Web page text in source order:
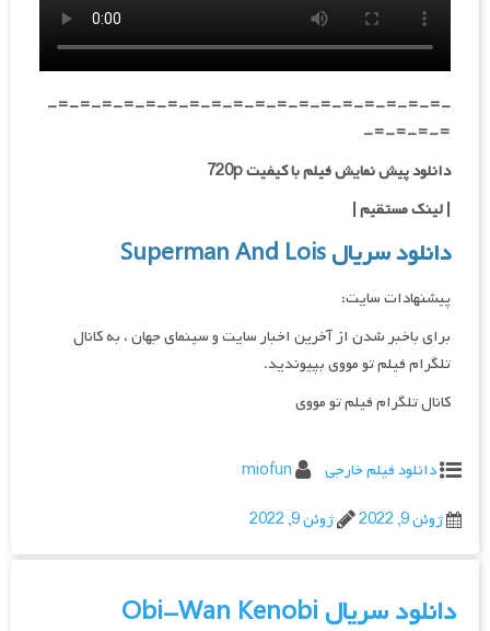
-=-=-=-=-=-=-=-=-=-=-=-=-=-=-=-=-=-=-
=-=-=-=-
دانلود پیش نمایش فیلم با کیفیت 720p
|لینک مستقیم|
دانلود سریال Superman And Lois
پیشنهادات سایت:
برای باخبر شدن از آخرین اخبار سایت و سینمای جهان ، به کانال
تلگرام فیلم تو مووی بپیوندید.
کانال تلگرام فیلم تو مووی
دانلود فیلم خارجی
miofun
ژوئن 9, 2022
ژوئن 9, 2022
دانلود سریال Obi-Wan Kenobi